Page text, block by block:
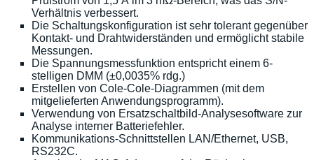
Verhältnis verbessert.
Die Schaltungskonfiguration ist sehr tolerant gegenüber
Kontakt- und Drahtwiderständen und ermöglicht stabile
Messungen.
Die Spannungsmessfunktion entspricht einem 6-
stelligen DMM (±0,0035% rdg.)
Erstellen von Cole-Cole-Diagrammen (mit dem
mitgelieferten Anwendungsprogramm).
Verwendung von Ersatzschaltbild-Analysesoftware zur
Analyse interner Batteriefehler.
Kommunikations-Schnittstellen LAN/Ethernet, USB,
RS232C.